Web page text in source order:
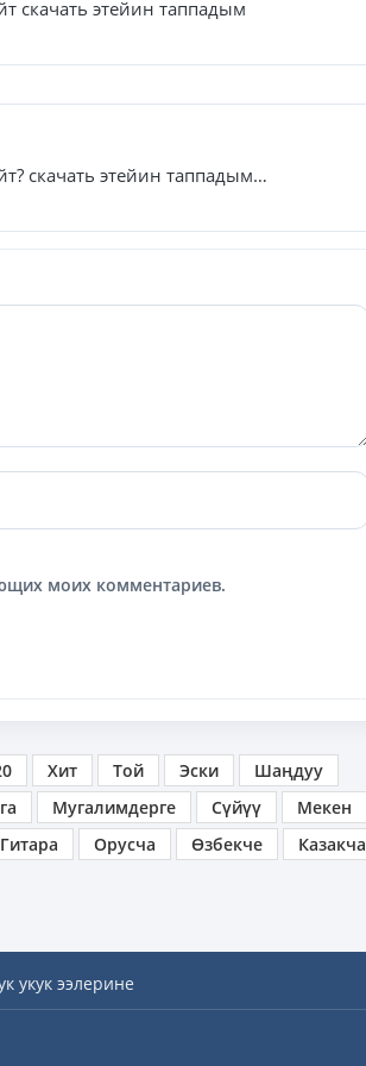
скачать этейин таппадым
скачать этейин таппадым…
моих комментариев.
Хит Той Эски
Шаңдуу
Мугалимдерге Сүйүү
Мекен
Гитара Орусча Өзбекче
Казакча
укук ээлерине